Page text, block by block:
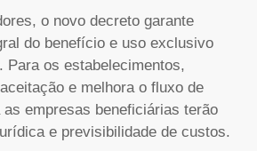
o novo decreto garante
do benefício e uso exclusivo
Para os estabelecimentos,
e melhora o fluxo de
empresas beneficiárias terão
e previsibilidade de custos.